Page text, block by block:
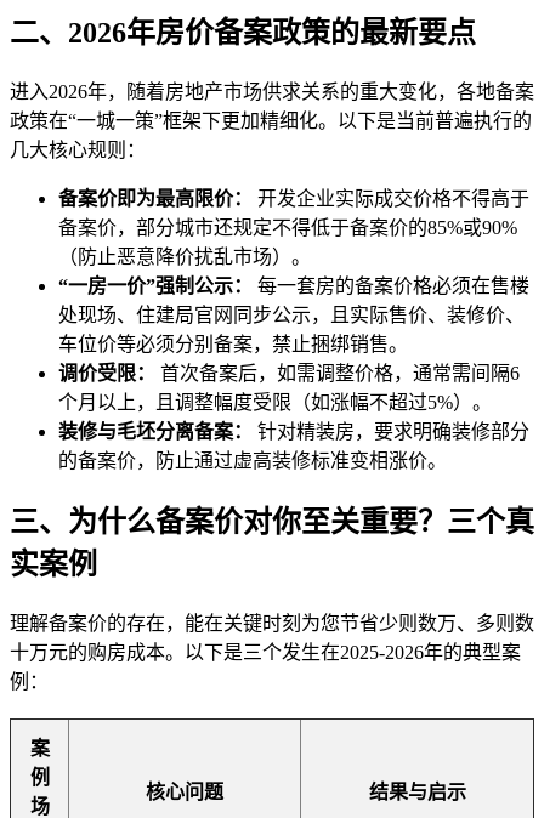
二、2026年房价备案政策的最新要点
进入2026年，随着房地产市场供求关系的重大变化，各地备案
政策在“一城一策”框架下更加精细化。以下是当前普遍执行的
几大核心规则：
备案价即为最高限价：
开发企业实际成交价格不得高于
备案价，部分城市还规定不得低于备案价的85%或90%
（防止恶意降价扰乱市场）。
“一房一价”强制公示：
每一套房的备案价格必须在售楼
处现场、住建局官网同步公示，且实际售价、装修价、
车位价等必须分别备案，禁止捆绑销售。
调价受限：
首次备案后，如需调整价格，通常需间隔6
个月以上，且调整幅度受限（如涨幅不超过5%）。
装修与毛坯分离备案：
针对精装房，要求明确装修部分
的备案价，防止通过虚高装修标准变相涨价。
三、为什么备案价对你至关重要？三个真
实案例
理解备案价的存在，能在关键时刻为您节省少则数万、多则数
十万元的购房成本。以下是三个发生在2025-2026年的典型案
例：
案
例
场
核心问题 结果与启示